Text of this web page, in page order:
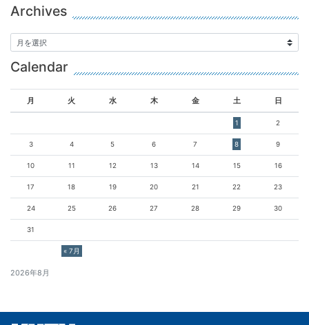
Archives
Calendar
2026年8月
月 火 水 木 金 土 日
« 7月
1 2
3 4 5 6 7 8 9
10 11 12 13 14 15 16
17 18 19 20 21 22 23
24 25 26 27 28 29 30
31